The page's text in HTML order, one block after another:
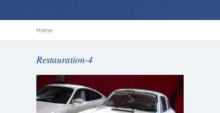
Home
Restauration-4